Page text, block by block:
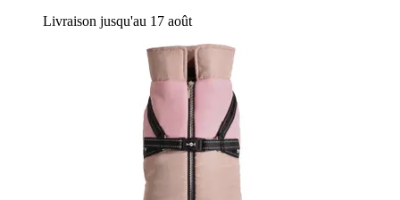
Livraison jusqu'au 17 août